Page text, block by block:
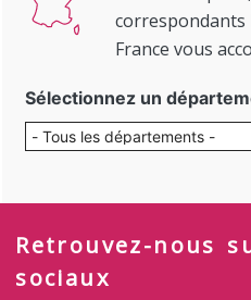
correspondants
France vous
Sélectionnez un
Retrouvez-nous
sociaux